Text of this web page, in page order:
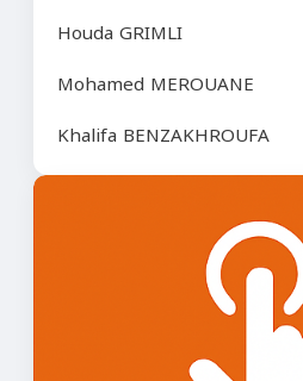
Houda GRIMLI
Mohamed MEROUANE
Khalifa BENZAKHROUFA